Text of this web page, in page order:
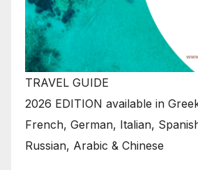
TRAVEL GUIDE
2026 EDITION available in
French, German, Italian,
Russian, Arabic & Chinese